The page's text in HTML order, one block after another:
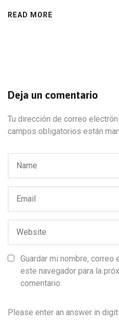
READ MORE
Deja un comentario
Tu dirección de correo
campos obligatorios están
Guardar mi nombre,
este navegador para la
comentario.
Please enter an answer in